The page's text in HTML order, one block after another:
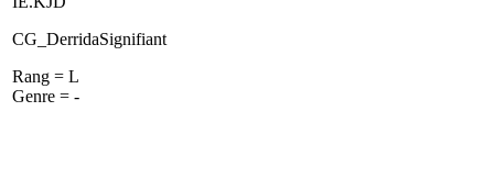
CG_DerridaSignifiant
Rang = L
Genre = -